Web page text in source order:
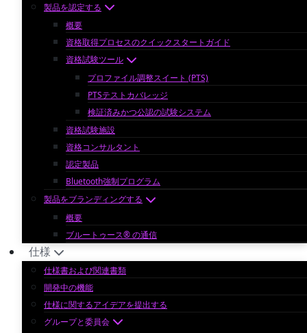
製品を認定する
概要
資格取得プロセスのクイックスタートガイド
資格試験ツール
プロファイル調整スイート (PTS)
PTSテストカバレッジ
検証済みかつ公認の試験システム
資格試験施設
資格コンサルタント
認定製品
Bluetooth強制プログラム
製品をブランディングする
概要
ブルートゥース® の通信
仕様
仕様書および関連書類
開発中の機能
仕様に関するアイデアを提出する
グループと委員会